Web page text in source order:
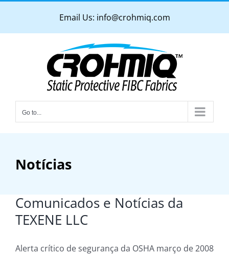
content
Email Us: info@crohmiq.com
Go to...
Notícias
Comunicados e Notícias da
TEXENE LLC
Alerta crítico de segurança da OSHA março de 2008